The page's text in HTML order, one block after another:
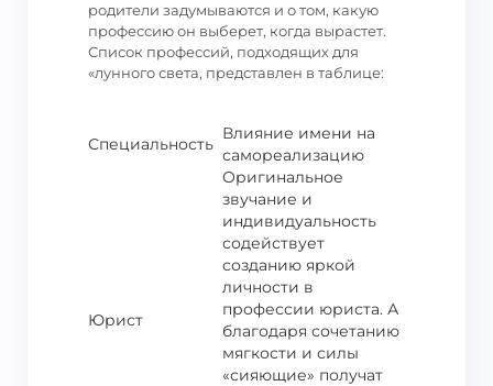
родители задумываются и о том, какую
профессию он выберет, когда вырастет.
Список профессий, подходящих для
«лунного света, представлен в таблице:
Специальность
Влияние имени на
самореализацию
Юрист
Оригинальное
звучание и
индивидуальность
содействует
созданию яркой
личности в
профессии юриста. А
благодаря сочетанию
мягкости и силы
«сияющие» получат